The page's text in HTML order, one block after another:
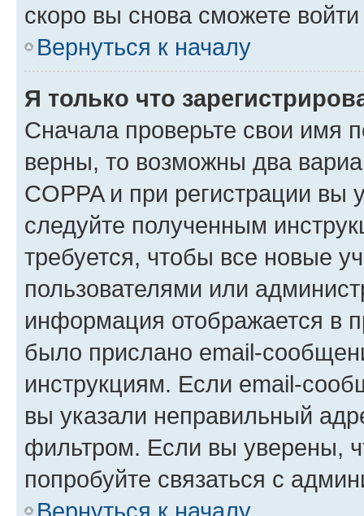
скоро вы снова сможете
Вернуться к началу
Я только что
Сначала проверьте свои имя
верны, то возможны два
COPPA и при регистрации вы
следуйте полученным
требуется, чтобы все новые
пользователями или
информация отображается в
было прислано email-
инструкциям. Если email-
вы указали неправильный
фильтром. Если вы уверены,
попробуйте связаться с
Вернуться к началу